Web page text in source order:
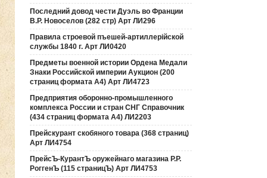
Последний довод чести Дуэль во Франции
В.Р. Новоселов (282 стр) Арт ЛИ296
Правила строевой пъешей-артиллерiйской
службы 1840 г. Арт ЛИ0420
Предметы военной истории Ордена Медали
Знаки Российской империи Аукцион (200
страниц формата А4) Арт ЛИ4723
Предприятия оборонно-промышленного
комплекса России и стран СНГ Справочник
(434 страниц формата А4) ЛИ2203
Прейскурант скобяного товара (368 страниц)
Арт ЛИ4754
ПрейсЪ-КурантЪ оружейнаго магазина Р.Р.
РоггенЪ (115 страницЪ) Арт ЛИ4753